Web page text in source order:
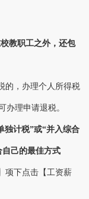
教职工之外，还包
的，办理个人所得税
办理申请退税。
独计税”或“并入综合
己的最佳方式
项下点击【工资薪